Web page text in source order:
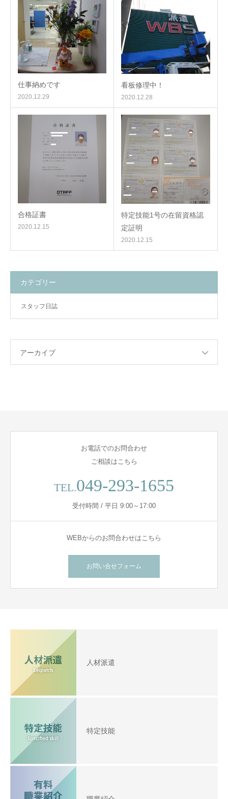
仕事納めです
2020.12.29
看板修理中！
2020.12.28
合格証書
2020.12.15
特定技能1号の在留資格認
定証明
2020.12.15
カテゴリー
スタッフ日誌
アーカイブ
お電話でのお問合わせ
ご相談はこちら
TEL.049-293-1655
受付時間 / 平日 9:00～17:00
WEBからのお問合わせはこちら
お問い合せフォーム
人材派遣
特定技能